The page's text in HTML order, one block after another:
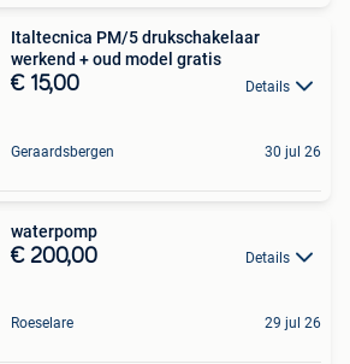
Italtecnica PM/5 drukschakelaar
werkend + oud model gratis
€ 15,00 Details
Geraardsbergen 30 jul 26
waterpomp
€ 200,00 Details
Roeselare 29 jul 26